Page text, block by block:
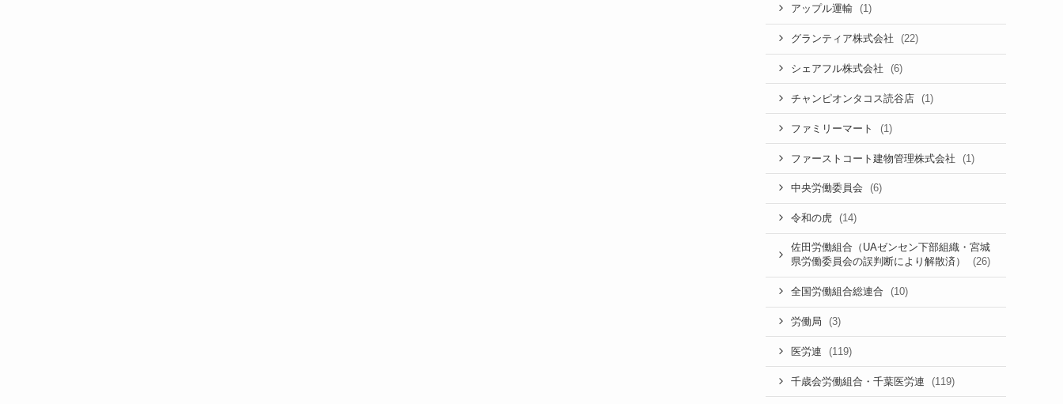
アップル運輸 (1)
グランティア株式会社 (22)
シェアフル株式会社 (6)
チャンピオンタコス読谷店 (1)
ファミリーマート (1)
ファーストコート建物管理株式会社 (1)
中央労働委員会 (6)
令和の虎 (14)
佐田労働組合（UAゼンセン下部組織・宮城
県労働委員会の誤判断により解散済）
(26)
全国労働組合総連合 (10)
労働局 (3)
医労連 (119)
千歳会労働組合・千葉医労連 (119)